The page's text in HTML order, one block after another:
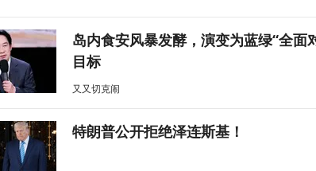
岛内食安风暴发酵，演变为蓝绿“全面
目标
又又切克闹
特朗普公开拒绝泽连斯基！